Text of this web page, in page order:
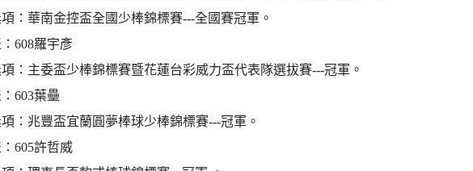
：華南金控盃全國少棒錦標賽---全國賽冠軍。
608羅宇彥
：主委盃少棒錦標賽暨花蓮台彩威力盃代表隊選拔賽---冠軍。
603葉壘
：兆豐盃宜蘭圓夢棒球少棒錦標賽---冠軍。
605許哲威